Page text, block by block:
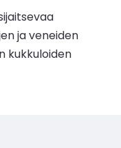
ja veneiden
kukkuloiden